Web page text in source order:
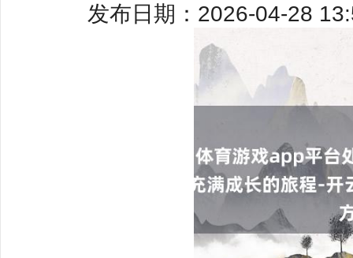
发布日期：2026-04-28